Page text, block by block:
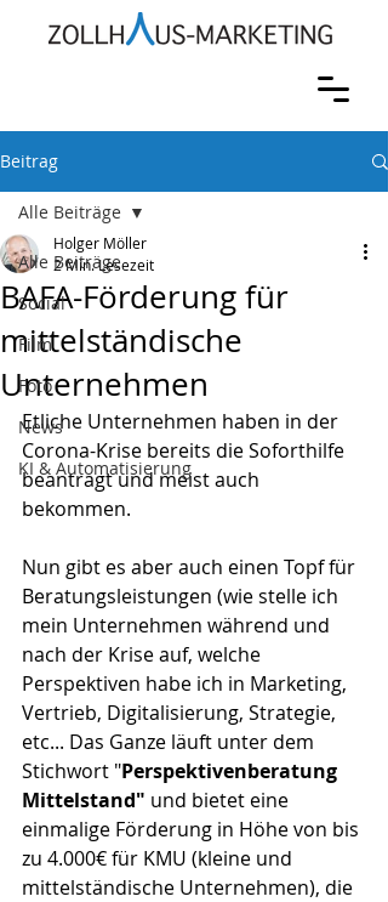
Beitrag
Alle Beiträge
Social
Film
Foto
News
KI & Automatisierung
Alle Beiträge
BAFA-Förderung für
mittelständische
Unternehmen
Holger Möller
2 Min. Lesezeit
Etliche Unternehmen haben in der
Corona-Krise bereits die Soforthilfe
beantragt und meist auch
bekommen.
Nun gibt es aber auch einen Topf für
Beratungsleistungen (wie stelle ich
mein Unternehmen während und
nach der Krise auf, welche
Perspektiven habe ich in Marketing,
Vertrieb, Digitalisierung, Strategie,
etc... Das Ganze läuft unter dem
Stichwort "Perspektivenberatung
Mittelstand" und bietet eine
einmalige Förderung in Höhe von bis
zu 4.000€ für KMU (kleine und
mittelständische Unternehmen), die